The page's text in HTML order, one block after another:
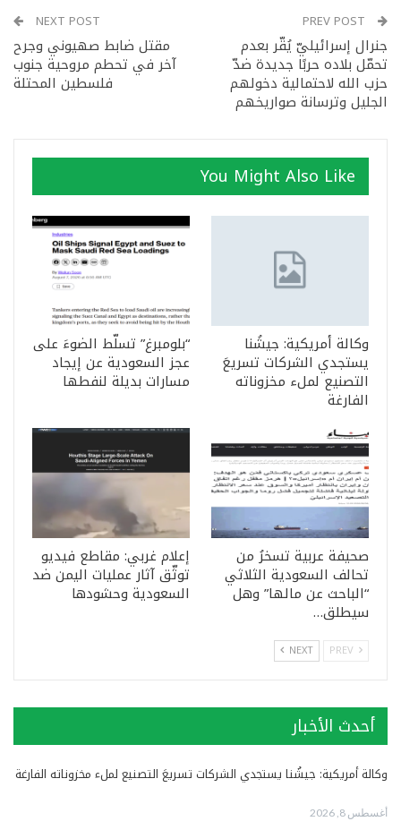
جنرال إسرائيليّ يُقّر بعدم
تحمّل بلاده حربًا جديدة ضدّ
حزب الله لاحتمالية دخولهم
الجليل وترسانة صواريخهم
NEXT POST
مقتل ضابط صهيوني وجرح
آخر في تحطم مروحية جنوب
فلسطين المحتلة‎
You Might Also Like
وكالة أمريكية: جيشُنا
يستجدي الشركات تسريعَ
التصنيع لملء مخزوناته
الفارغة
“بلومبرغ” تسلّط الضوءَ على
عجز السعودية عن إيجاد
مسارات بديلة لنفطها
صحيفة عربية تسخرُ من
تحالف السعودية الثلاثي
“الباحث عن مالها” وهل
سيطلق…
إعلام غربي: مقاطع فيديو
توثّق آثار عمليات اليمن ضد
السعودية وحشودها
NEXT
أحدث الأخبار
وكالة أمريكية: جيشُنا يستجدي الشركات تسريعَ التصنيع لملء مخزوناته الفارغة
أغسطس 8, 2026